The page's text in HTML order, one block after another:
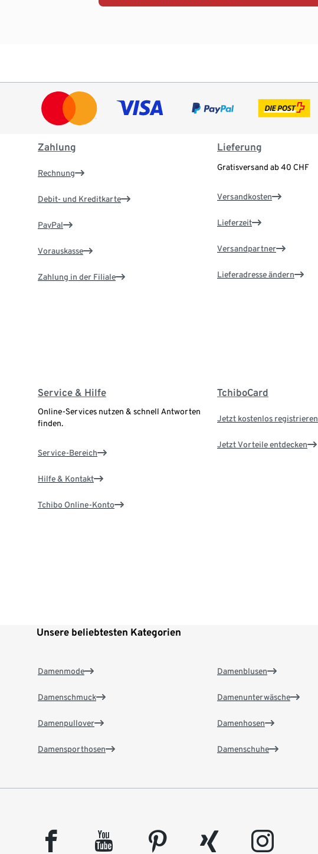
Zahlung
Rechnung
Debit- und Kreditkarte
PayPal
Vorauskasse
Zahlung in der Filiale
Lieferung
Gratisversand ab 40 CHF
Versandkosten
Lieferzeit
Versandpartner
Lieferadresse ändern
Service & Hilfe
Online-Services nutzen & schnell Antworten
finden.
Service-Bereich
Hilfe & Kontakt
Tchibo Online-Konto
TchiboCard
Jetzt kostenlos registrieren
Jetzt Vorteile entdecken
Unsere beliebtesten Kategorien
Damenmode
Damenschmuck
Damenpullover
Damensporthosen
Damenblusen
Damenunterwäsche
Damenhosen
Damenschuhe
facebook youtube pinterest xing instagram